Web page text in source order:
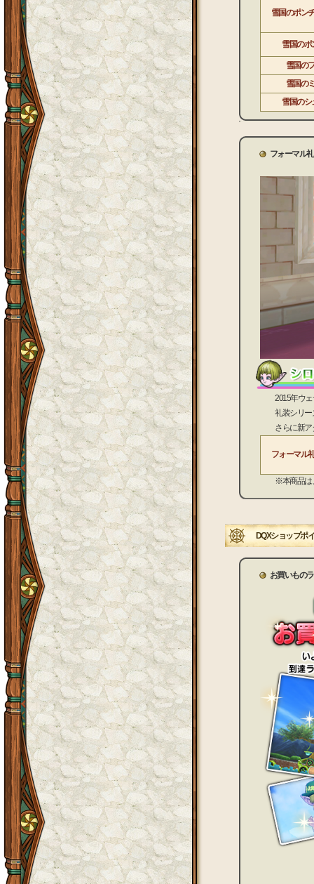
雪国のポン
雪国のポ
雪国の
雪国の
雪国のシ
フォーマル
2015年ウェデ
礼装シリーズ
さらに新アタ
フォーマル
※本商品は、装
DQXショップポ
お買いもの